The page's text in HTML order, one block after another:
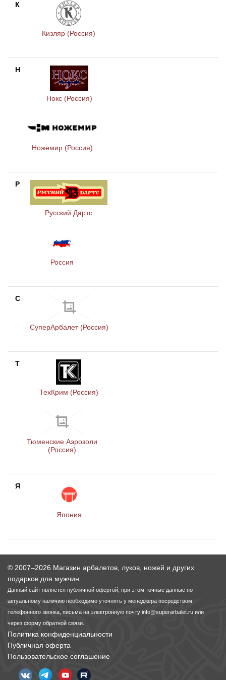
К
Кизляр (Россия)
Н
Нокс (Россия)
Ножемир (Россия)
Р
Русский Дартс
Россия
С
СуперАрбалет (Россия)
Т
ТехКрим (Россия)
Тюменские Аэрозоли
(Россия)
Я
Япония
© 2007–2026 Магазин арбалетов, луков, ножей и других
подарков для мужчин
Данный сайт является публичной офертой, при этом точные данные по
актуальному наличию необходимо уточнять у менеджера посредством
телефонного звонка, письма на электронную почту info@superarbalet.ru или
через форму обратной связи.
Политика конфиденциальности
Публичная оферта
Пользовательское соглашение